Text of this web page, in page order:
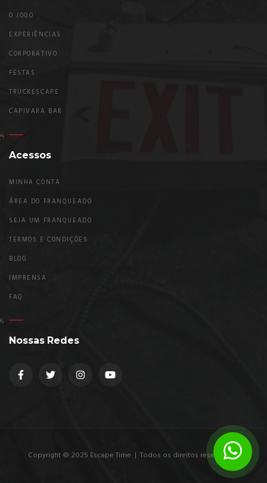
O JOGO
EXPERIÊNCIAS
CORPORATIVO
FESTAS
TRUCKESCAPE
CAPIVARA BAR
Acessos
MINHA CONTA
ÁREA DO FRANQUEADO
SEJA UM FRANQUEADO
TERMOS E CONDIÇÕES
BLOG
IMPRENSA
FAQ
Nossas Redes
Copyright © 2025 Escape Time | Todos os direitos reservados.